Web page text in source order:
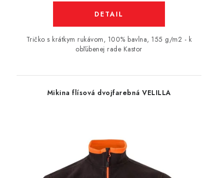
DETAIL
Tričko s krátkym rukávom, 100% bavlna, 155 g/m2 - k
obľúbenej rade Kastor
Mikina flísová dvojfarebná VELILLA